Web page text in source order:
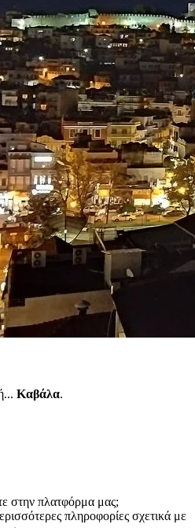
Καβάλα.
στην πλατφόρμα μας;
πληροφορίες σχετικά με